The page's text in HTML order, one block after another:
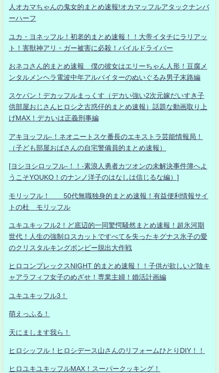
人オカマちゃんの鬼女的まとめ速報!オカマッフルアタックナンバ
ーハーフ
ユカ・ヨネッフル！初老的まとめ速報！！大帝イタチにラリアッ
ト！害獣神アリ・ガー被害に必殺！パイルドライバー
おネコさん的まとめ速報 僕の彼女はエリーちゃん人形！豆腐メ
ンタルメンヘラ電波中年アルバイターのぬいぐるみ男子末路編
スケバン！デカッフルまっくす（デカい強い2次元嫁だいすき子
供部屋おじさんヒロシ之古惑仔的まとめ速報）話題な動画取り上
げMAX！デカいは正義刑事編
アキヨッフル-！ネオニートスケ番長のエキストラ芸能情報局！
（子ども部屋おばさんの自宅警備員的まとめ速報）
[ヨシヨシロッフル-！！-素浪人勇者カツオンの未解決事件簿へよ
うこそYOUKO！のナンノ洋子のはなしは信じるな編）]
モリッフル！ 50代無職独身的まとめ速報！有益便利情報サイ
トの杜 モリッフル
ユキユキッフル2！ど底辺的一同驚愕騒然まとめ速報！超氷河期
世代！人生の強制ロスカットですべてを失ったキグナス氷子の愛
のクリスタルキングボンビー脱出大作戦
ヒロコンプレックスNIGHT 的まとめ速報！！子供が欲しいど陰キ
ャアラフィフ女子のめざせ！専業主婦！婚活計画編
ユキユキッフル3！
萌えっふる！
天にまします我ら！
ヒロシッフル！ヒロシデース山さんのリフォームひとりDIY！！
ヒロユキユキッフルMAX！スーパークッキング！